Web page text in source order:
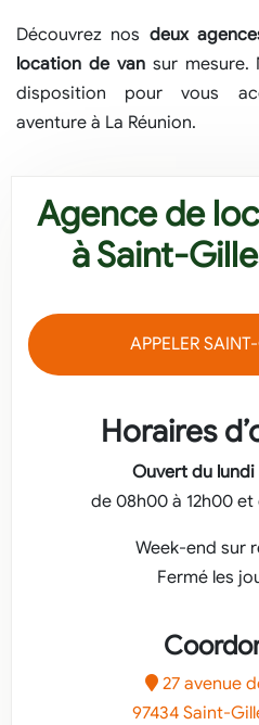
Découvrez nos deux
location de vansur mesure.
disposition pour vous
aventure à La Réunion.
Agence de
à Saint-
APPELER
Horaires
Ouvert du
de 08h00 à 12h00 et
Week-end sur
Fermé les
27 avenue
97434 Saint-